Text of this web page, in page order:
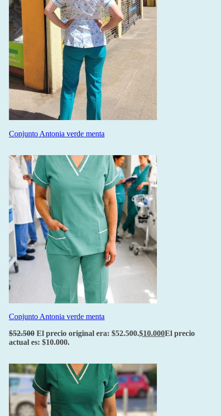
Conjunto Antonia verde menta
Conjunto Antonia verde menta
$52.500 El precio original era: $52.500.$10.000El precio
actual es: $10.000.